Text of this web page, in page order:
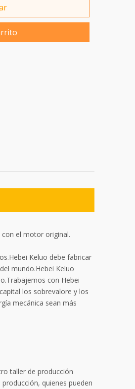
con el motor original.
Keluo debe fabricar
mundo.Hebei Keluo
con Hebei
los sobrevalore y los
mecánica sean más
taller de producción
quienes pueden